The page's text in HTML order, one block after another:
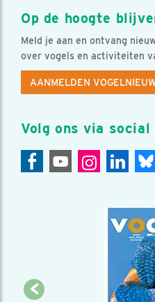
Op de hoogte
Meld je aan en ontvang
over vogels en activiteiten
AANMELDEN
Volg ons via social